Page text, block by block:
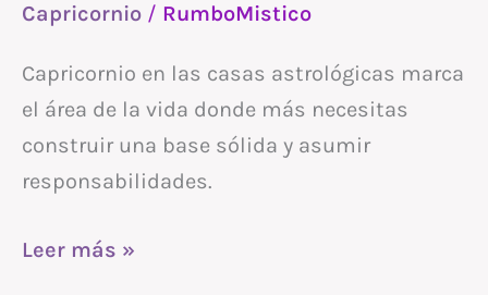
Capricornio / RumboMistico
Capricornio en las casas astrológicas marca
el área de la vida donde más necesitas
construir una base sólida y asumir
responsabilidades.
Leer más »